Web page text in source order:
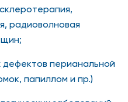
радиоволновая
дефектов перианальной
папиллом и пр.)